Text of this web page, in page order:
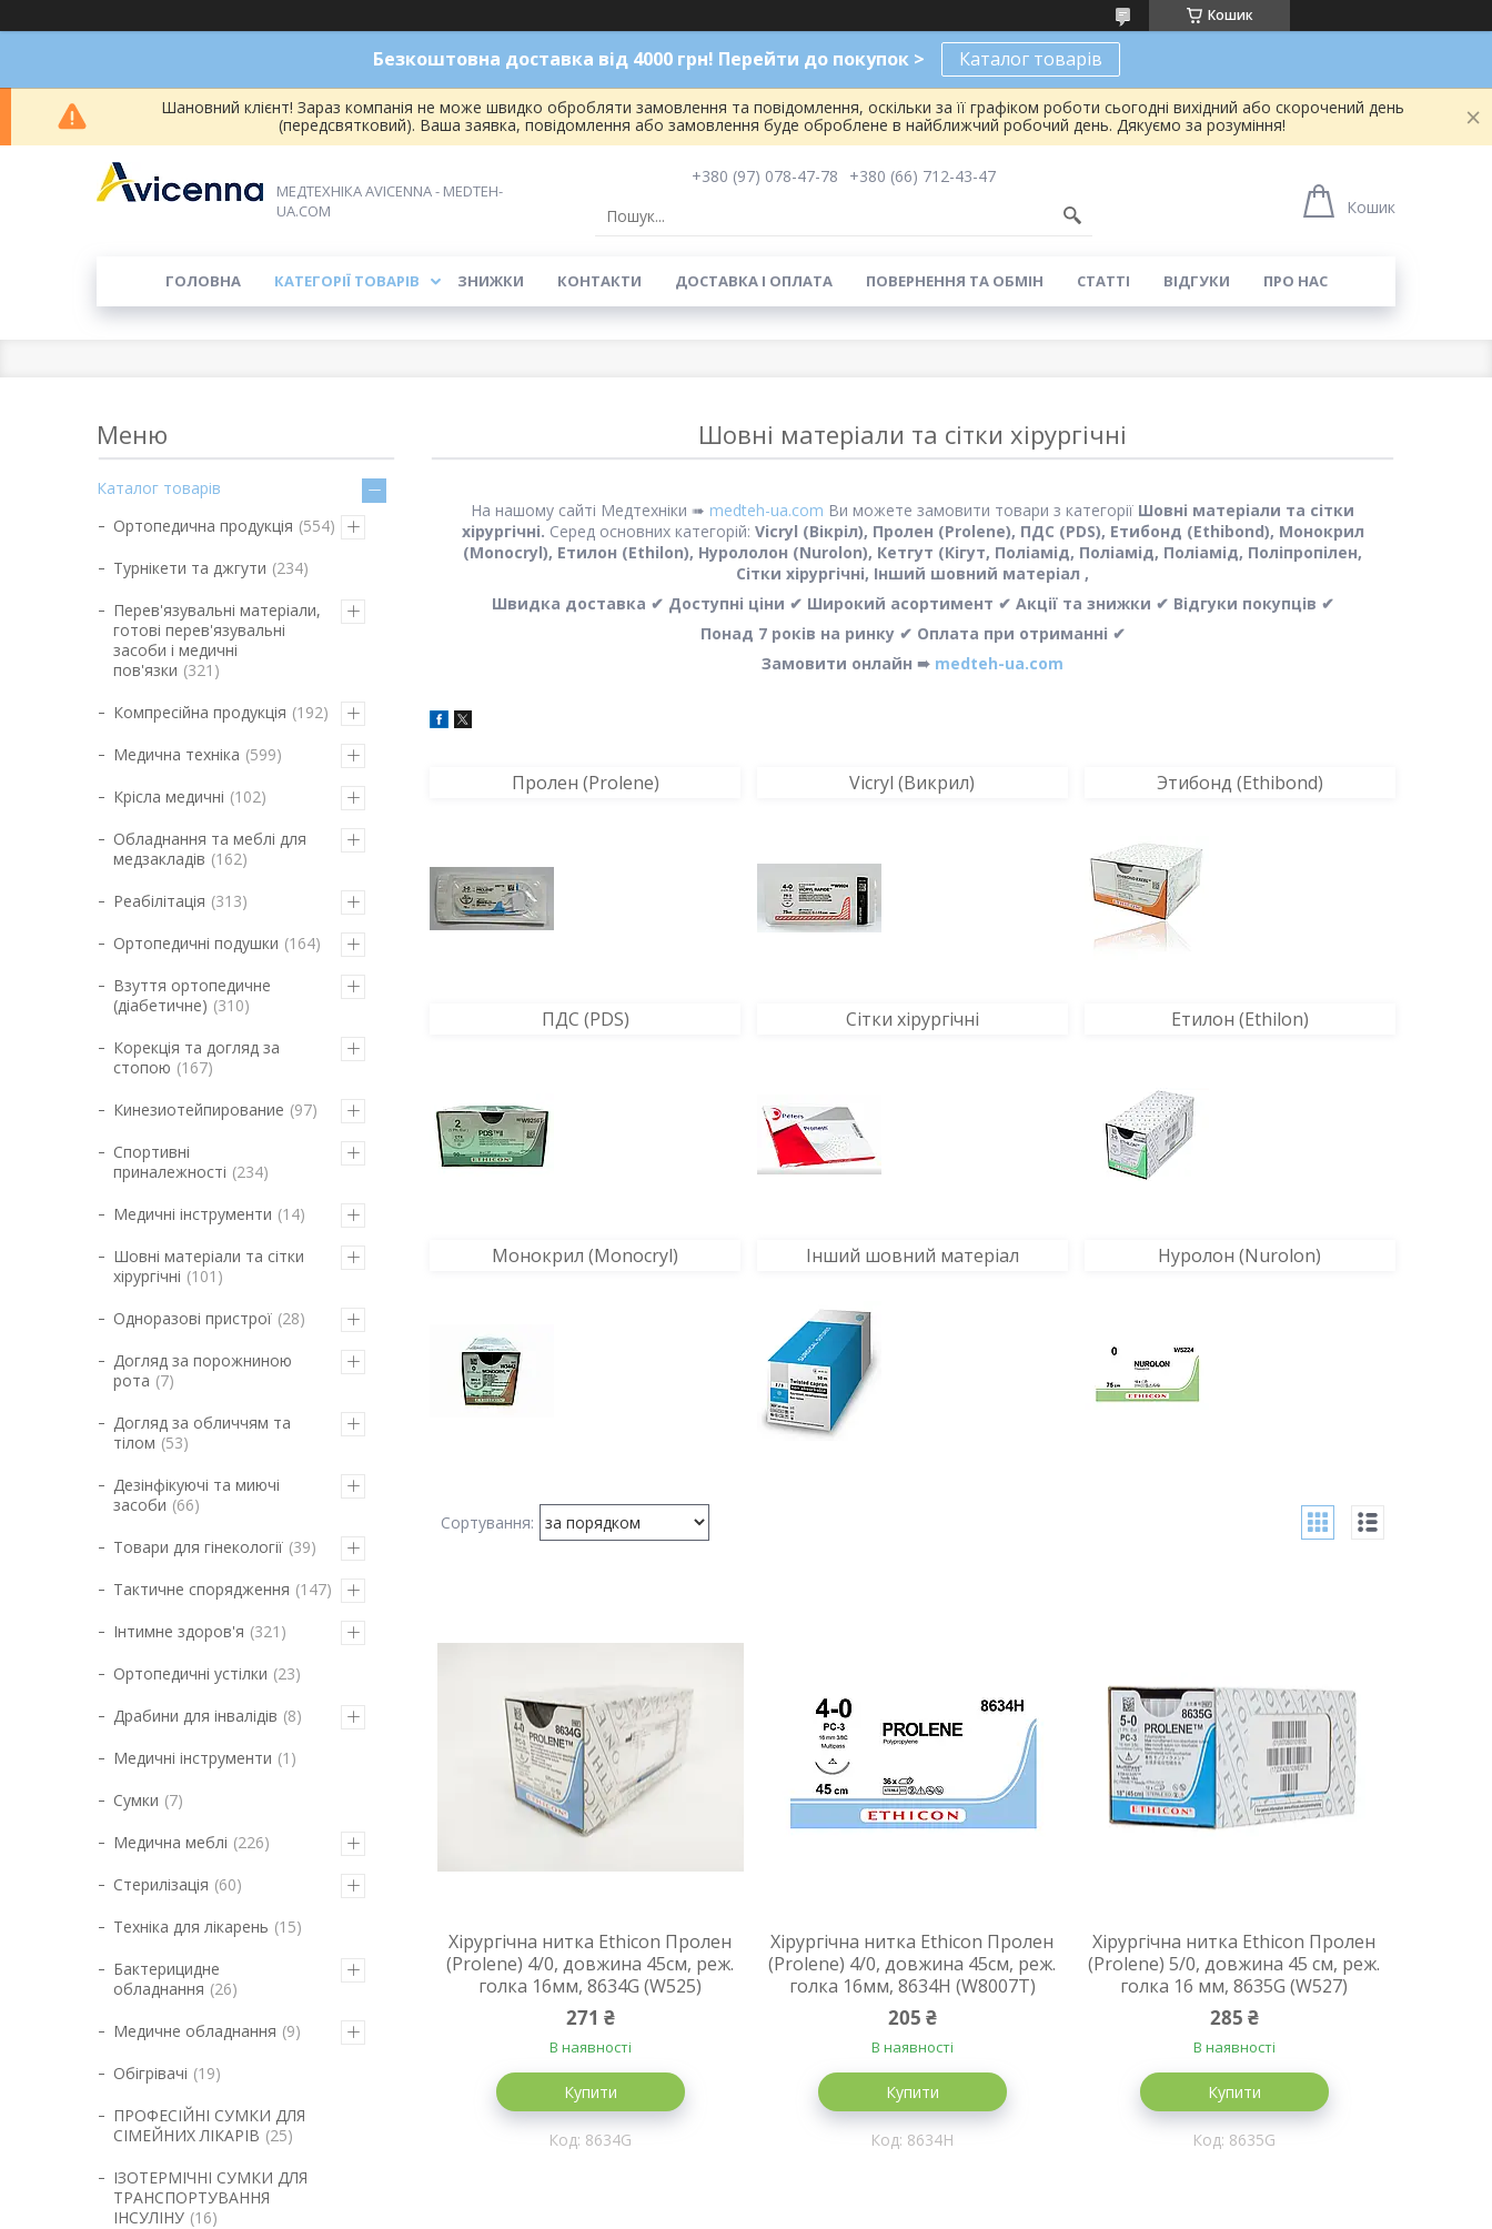
Кошик
Безкоштовна доставка від 4000 грн! Перейти до покупок > Каталог товарів
Шановний клієнт! Зараз компанія не може швидко обробляти замовлення та повідомлення, оскільки за її графіком роботи сьогодні вихідний або скорочений день
(передсвятковий). Ваша заявка, повідомлення або замовлення буде оброблене в найближчий робочий день. Дякуємо за розуміння!
МЕДТЕХНІКА AVICENNA - MEDTEH-
UA.COM
+380 (97) 078-47-78
+380 (66) 712-43-47
Кошик
ГОЛОВНА КАТЕГОРІЇ ТОВАРІВ ЗНИЖКИ КОНТАКТИ ДОСТАВКА І ОПЛАТА ПОВЕРНЕННЯ ТА ОБМІН СТАТТІ ВІДГУКИ ПРО НАС
Шовні матеріали та сітки хірургічні
На нашому сайті Медтехніки ➠ medteh-ua.com Ви можете замовити товари з категорії Шовні матеріали та сітки
хірургічні. Серед основних категорій: Vicryl (Вікріл), Пролен (Prolene), ПДС (PDS), Етибонд (Ethibond), Монокрил
(Monocryl), Етилон (Ethilon), Нурололон (Nurolon), Кетгут (Кігут, Поліамід, Поліамід, Поліамід, Поліпропілен,
Сітки хірургічні, Інший шовний матеріал ,
Швидка доставка ✔ Доступні ціни ✔ Широкий асортимент ✔ Акції та знижки ✔ Відгуки покупців ✔
Понад 7 років на ринку ✔ Оплата при отриманні ✔
Замовити онлайн ➠ medteh-ua.com
Пролен (Prolene) Vicryl (Викрил) Этибонд (Ethibond)
ПДС (PDS) Сітки хірургічні Етилон (Ethilon)
Монокрил (Monocryl) Інший шовний матеріал Нуролон (Nurolon)
Хірургічна нитка Ethicon Пролен
(Prolene) 4/0, довжина 45см, реж.
голка 16мм, 8634G (W525)
271 ₴
В наявності
Купити
8634G
Хірургічна нитка Ethicon Пролен
(Prolene) 4/0, довжина 45см, реж.
голка 16мм, 8634H (W8007T)
205 ₴
В наявності
Купити
8634H
Хірургічна нитка Ethicon Пролен
(Prolene) 5/0, довжина 45 см, реж.
голка 16 мм, 8635G (W527)
285 ₴
В наявності
Купити
8635G
Каталог товарів
Ортопедична продукція 554
Турнікети та джгути 234
Перев'язувальні матеріали,
готові перев'язувальні
засоби і медичні
пов'язки 321
Компресійна продукція 192
Медична техніка 599
Крісла медичні 102
Обладнання та меблі для
медзакладів 162
Реабілітація 313
Ортопедичні подушки 164
Взуття ортопедичне
(діабетичне) 310
Корекція та догляд за
стопою 167
Кинезиотейпирование 97
Спортивні
приналежності 234
Медичні інструменти 14
Шовні матеріали та сітки
хірургічні 101
Одноразові пристрої 28
Догляд за порожниною
рота 7
Догляд за обличчям та
тілом 53
Дезінфікуючі та миючі
засоби 66
Товари для гінекології 39
Тактичне спорядження 147
Інтимне здоров'я 321
Ортопедичні устілки 23
Драбини для інвалідів 8
Медичні інструменти 1
Сумки 7
Медична меблі 226
Стерилізація 60
Техніка для лікарень 15
Бактерицидне
обладнання 26
Медичне обладнання 9
Обігрівачі 19
ПРОФЕСІЙНІ СУМКИ ДЛЯ
СІМЕЙНИХ ЛІКАРІВ 25
ІЗОТЕРМІЧНІ СУМКИ ДЛЯ
ТРАНСПОРТУВАННЯ
ІНСУЛІНУ 16